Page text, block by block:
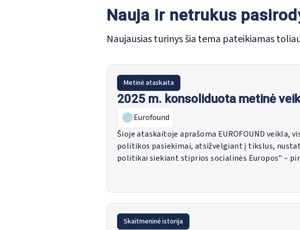
Nauja ir netrukus
Naujausias turinys šia tema pateikiamas
Metinė ataskaita
2025 m. konsoliduota metinė
Eurofound
Šioje ataskaitoje aprašoma EUROFOUND
politikos pasiekimai, atsižvelgiant į tikslus,
politikai siekiant stiprios socialinės Europos" –
mokslinių tyrimų programą "Reagavimas į
minint jos 50-ąsias metines. Ataskaitoje taip
pagrindiniai veiklos rodikliai, finansinė ir
įtraukimas į dabartines politikos aplinkybes taip
2025".
Skaitmeninė istorija